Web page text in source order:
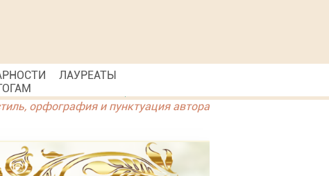
ЛАУРЕАТЫ
орфография и пунктуация автора